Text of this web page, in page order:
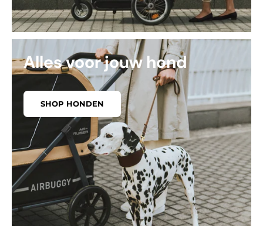
Alles voor jouw hond
SHOP HONDEN